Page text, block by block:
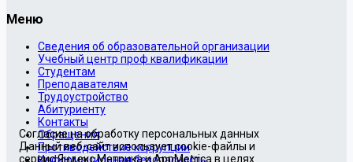
Меню
Сведения об образовательной организации
Учебный центр проф квалификации
Студентам
Преподавателям
Трудоустройство
Абитуриенту
Контакты
Обращения
Противодействие коррупции
Информационная безопасность
Согласие на обработку персональных данных
Данный веб-сайт использует cookie-файлы и
сервис Яндекс.Метрика и AppMetrica в целях